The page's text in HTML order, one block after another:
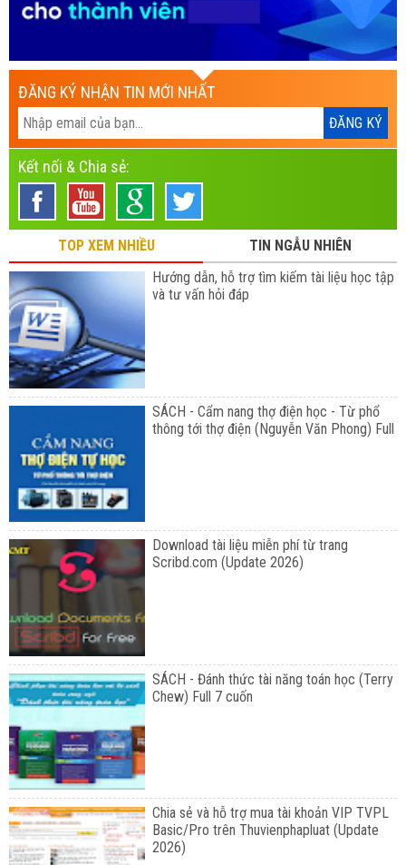
ĐĂNG KÝ NHẬN TIN MỚI NHẤT
Kết nối & Chia sẻ:
TOP XEM NHIỀU
TIN NGẪU NHIÊN
Hướng dẫn, hỗ trợ tìm kiếm tài liệu học tập
và tư vấn hỏi đáp
SÁCH - Cẩm nang thợ điện học - Từ phổ
thông tới thợ điện (Nguyễn Văn Phong) Full
Download tài liệu miễn phí từ trang
Scribd.com (Update 2026)
SÁCH - Đánh thức tài năng toán học (Terry
Chew) Full 7 cuốn
Chia sẻ và hỗ trợ mua tài khoản VIP TVPL
Basic/Pro trên Thuvienphapluat (Update
2026)